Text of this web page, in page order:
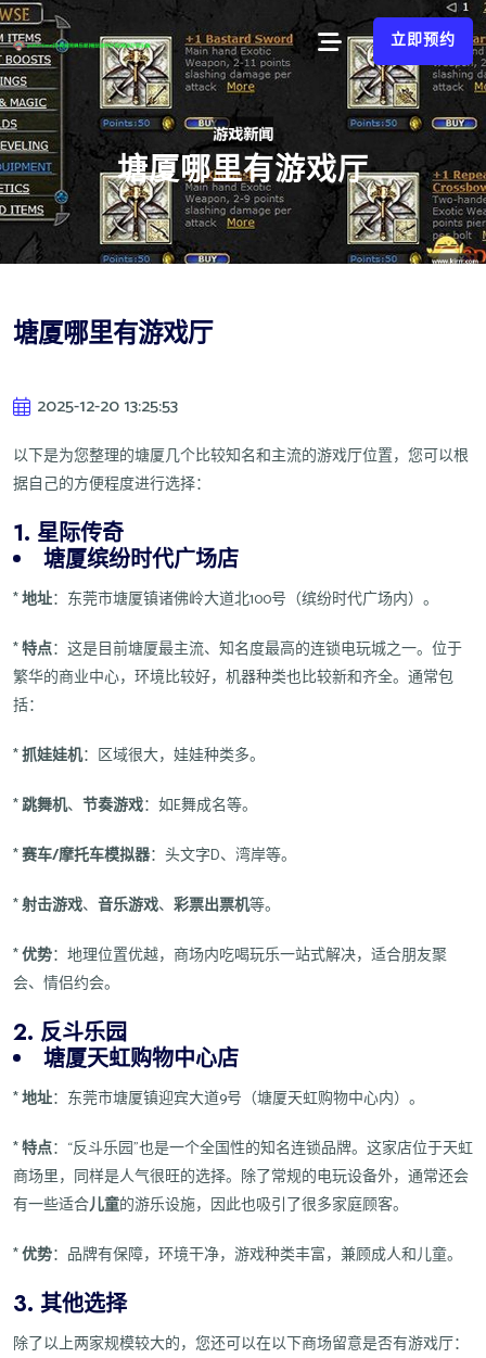
立即预约
塘厦哪里有游戏厅
塘厦哪里有游戏厅
2025-12-20 13:25:53
以下是为您整理的塘厦几个比较知名和主流的游戏厅位置，您可以根
据自己的方便程度进行选择：
1. 星际传奇
塘厦缤纷时代广场店
*地址：东莞市塘厦镇诸佛岭大道北100号（缤纷时代广场内）。
*特点：这是目前塘厦最主流、知名度最高的连锁电玩城之一。位于
繁华的商业中心，环境比较好，机器种类也比较新和齐全。通常包
括：
*抓娃娃机：区域很大，娃娃种类多。
*跳舞机、 节奏游戏：如E舞成名等。
*赛车/摩托车模拟器：头文字D、湾岸等。
*射击游戏、 音乐游戏、 彩票出票机等。
*优势：地理位置优越，商场内吃喝玩乐一站式解决，适合朋友聚
会、情侣约会。
2. 反斗乐园
塘厦天虹购物中心店
*地址：东莞市塘厦镇迎宾大道9号（塘厦天虹购物中心内）。
*特点：“反斗乐园”也是一个全国性的知名连锁品牌。这家店位于天虹
商场里，同样是人气很旺的选择。除了常规的电玩设备外，通常还会
有一些适合儿童的游乐设施，因此也吸引了很多家庭顾客。
*优势：品牌有保障，环境干净，游戏种类丰富，兼顾成人和儿童。
3. 其他选择
除了以上两家规模较大的，您还可以在以下商场留意是否有游戏厅：